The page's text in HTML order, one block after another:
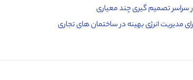
سراسر تصمیم گیری چند معیاری
مدیریت انرژی بهینه در ساختمان های تجاری